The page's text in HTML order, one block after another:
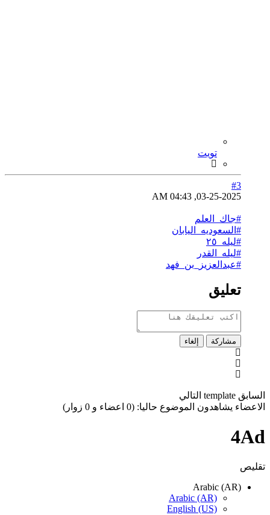
تويت
#3
03-25-2025, 04:43 AM
#جاك_العلم
#السعوديه_اليابان
#ليله_٢٥
#ليله_القدر
#عبدالعزيز_بن_فهد
تعليق
مشاركة إلغاء
السابق template التالي
الاعضاء يشاهدون الموضوع حاليا: (0 اعضاء و 0 زوار)
4Ad
تقليص
Arabic (AR)
Arabic (AR)
English (US)